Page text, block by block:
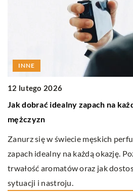
INNE
12 lutego 2026
Jak dobrać idealny zapach na
mężczyzn
Zanurz się w świecie męskich
zapach idealny na każdą okazję.
trwałość aromatów oraz jak
sytuacji i nastroju.